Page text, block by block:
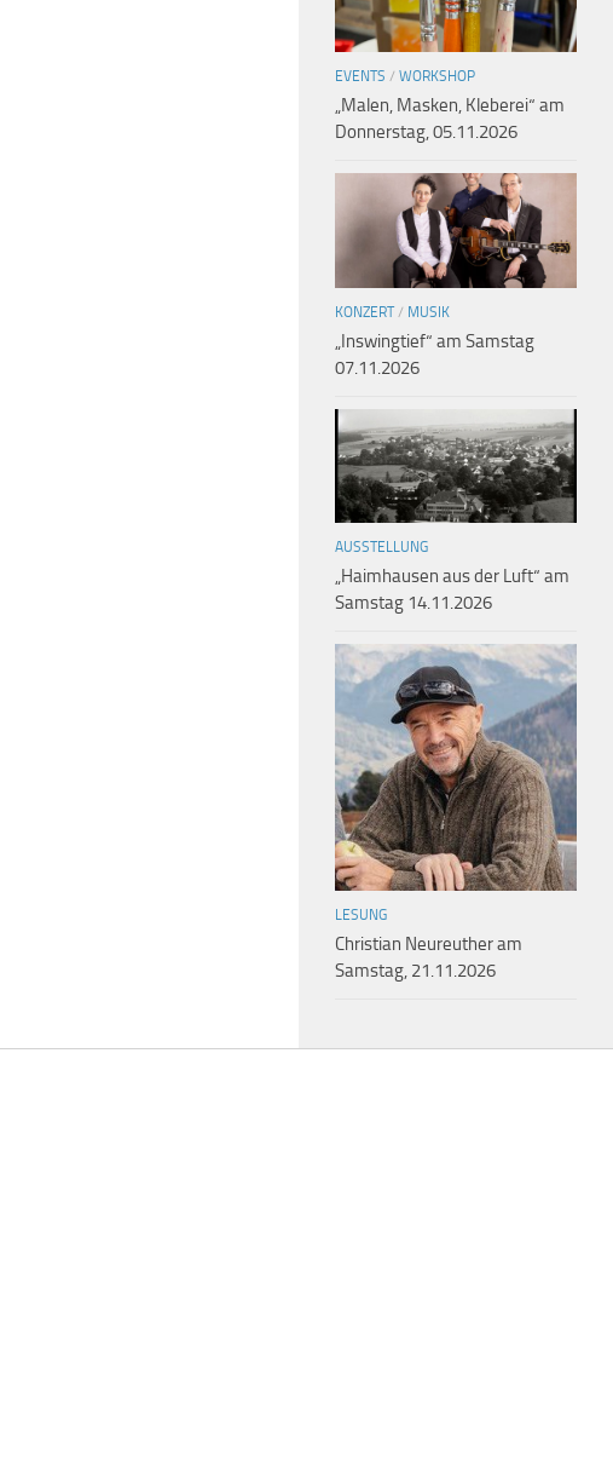
EVENTS / WORKSHOP
„Malen, Masken, Kleberei“ am
Donnerstag, 05.11.2026
KONZERT/ MUSIK
„Inswingtief“ am Samstag
07.11.2026
AUSSTELLUNG
„Haimhausen aus der Luft“ am
Samstag 14.11.2026
LESUNG
Christian Neureuther am
Samstag, 21.11.2026